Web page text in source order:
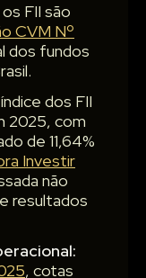
os FII são
CVM Nº
dos fundos
dos FII
2025, com
de 11,64%
Investir
não
resultados
, cotas